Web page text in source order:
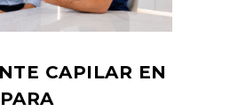
CAPILAR EN